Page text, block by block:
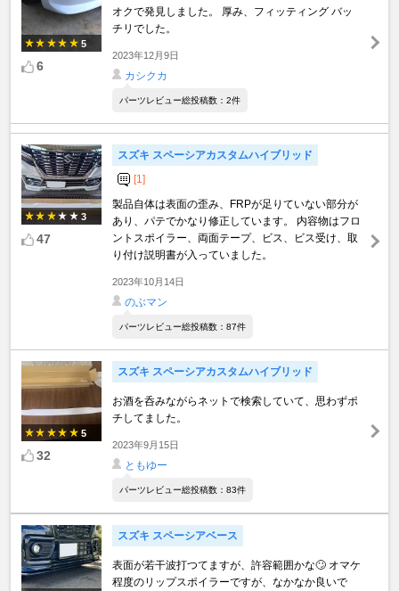
5
6
オクで発見しました。 厚み、フィッティング バッ
チリでした。
2023年12月9日
カシクカ
パーツレビュー総投稿数：2件
3
47
スズキ スペーシアカスタムハイブリッド
[1]
製品自体は表面の歪み、FRPが足りていない部分が
あり、パテでかなり修正しています。 内容物はフロ
ントスポイラー、両面テープ、ビス、ビス受け、取
り付け説明書が入っていました。
2023年10月14日
のぶマン
パーツレビュー総投稿数：87件
5
32
スズキ スペーシアカスタムハイブリッド
お酒を呑みながらネットで検索していて、思わずポ
チしてました。
2023年9月15日
ともゆー
パーツレビュー総投稿数：83件
スズキ スペーシアベース
表面が若干波打つてますが、許容範囲かな🙄 オマケ
程度のリップスポイラーですが、なかなか良いで